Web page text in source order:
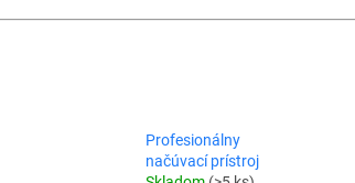
Profesionálny
načúvací prístroj